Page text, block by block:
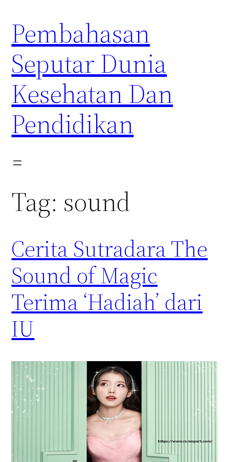
content
Pembahasan
Seputar Dunia
Kesehatan Dan
Pendidikan
Tag: sound
Cerita Sutradara The
Sound of Magic
Terima ‘Hadiah’ dari
IU